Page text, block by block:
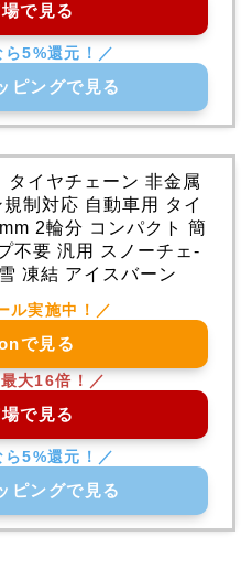
で見る
ピングで見る
タイヤチェーン 非金属
制対応 自動車用 タイ
2輪分 コンパクト 簡
不要 汎用 スノーチェ-
凍結 アイスバーン
で見る
で見る
ピングで見る